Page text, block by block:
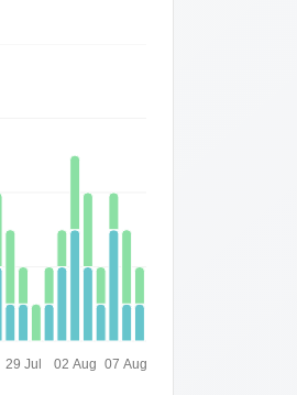
29 Jul 02 Aug 07 Aug